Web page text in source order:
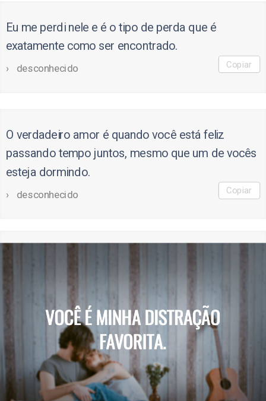
Eu me perdi nele e é o tipo de perda que é
exatamente como ser encontrado.
desconhecido Copiar
O verdadeiro amor é quando você está feliz
passando tempo juntos, mesmo que um de vocês
esteja dormindo.
desconhecido Copiar